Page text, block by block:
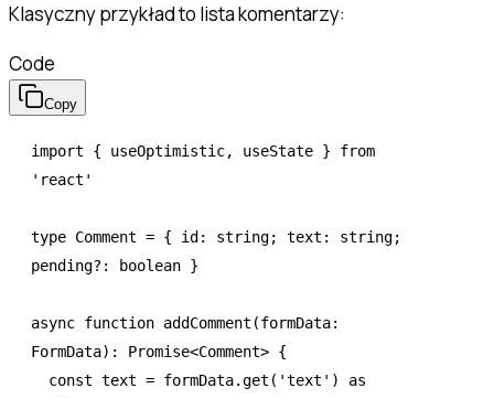
Klasyczny przykład to lista komentarzy:
Code
Copy
import { useOptimistic, useState } from
'react'
type Comment = { id : string; text : string;
pending?: boolean }
async function addComment (formData:
FormData) : Promise<Comment> {
  const
text = formData.get ( 'text' ) as